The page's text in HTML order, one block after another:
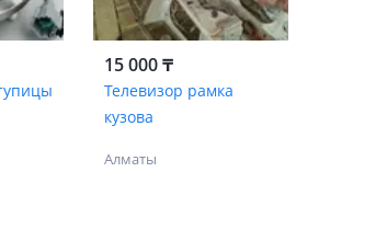
15 000 ₸
Телевизор рамка
кузова
Алматы